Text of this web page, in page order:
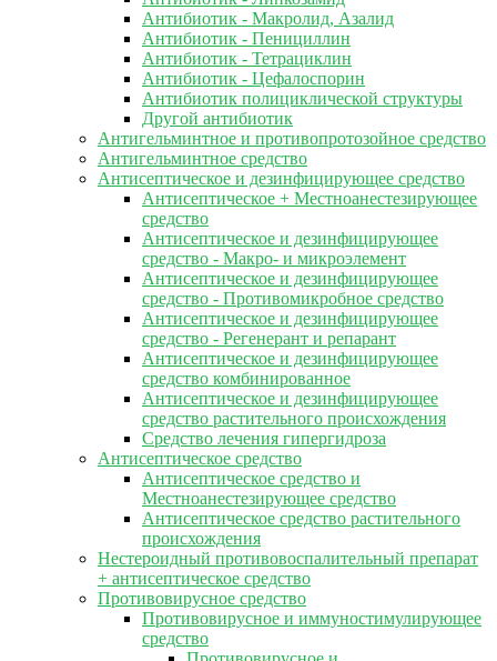
Антибиотик - Макролид, Азалид
Антибиотик - Пенициллин
Антибиотик - Тетрациклин
Антибиотик - Цефалоспорин
Антибиотик полициклической структуры
Другой антибиотик
Антигельминтное и противопротозойное средство
Антигельминтное средство
Антисептическое и дезинфицирующее средство
Антисептическое + Местноанестезирующее
средство
Антисептическое и дезинфицирующее
средство - Макро- и микроэлемент
Антисептическое и дезинфицирующее
средство - Противомикробное средство
Антисептическое и дезинфицирующее
средство - Регенерант и репарант
Антисептическое и дезинфицирующее
средство комбинированное
Антисептическое и дезинфицирующее
средство растительного происхождения
Средство лечения гипергидроза
Антисептическое средство
Антисептическое средство и
Местноанестезирующее средство
Антисептическое средство растительного
происхождения
Нестероидный противовоспалительный препарат
+ антисептическое средство
Противовирусное средство
Противовирусное и иммуностимулирующее
средство